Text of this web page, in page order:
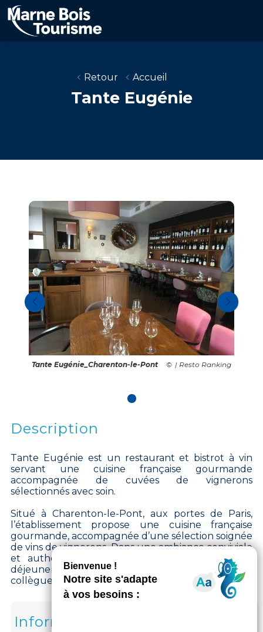
Aller
au
contenu
principal
Retour Accueil
Tante Eugénie
Tante Eugénie_Charenton-le-Pont | Resto Ranking
Description
Tante Eugénie est un restaurant et bistrot à vin
servant une cuisine française gourmande
accompagnée de cuvées de vignerons
sélectionnés avec soin.
Situé à Charenton-le-Pont, aux portes de Paris,
l’établissement propose une cuisine française
gourmande, accompagnée d’une sélection soignée
de vins de vignerons. Dans une ambiance conviviale
et authentique, c’est l’adresse idéale pour un
déjeuner, un dîner entre amis, en famille ou entre
collègues.
Informations